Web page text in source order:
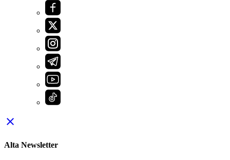
close
Alta Newsletter